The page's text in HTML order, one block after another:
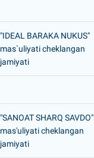
"IDEAL BARAKA NUKUS"
mas`uliyati cheklangan
jamiyati
"SANOAT SHARQ SAVDO"
mas'uliyati cheklangan
jamiyati